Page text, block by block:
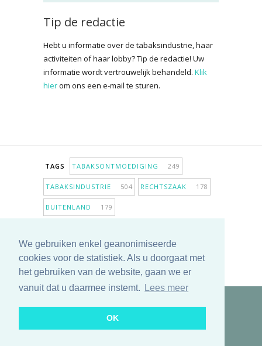
We gebruiken enkel geanonimiseerde
cookies voor de statistiek. Als u doorgaat met
het gebruiken van de website, gaan we er
vanuit dat u daarmee instemt.
Lees meer
OK
Tip de redactie
Hebt u informatie over de tabaksindustrie, haar
activiteiten of haar lobby? Tip de redactie! Uw
informatie wordt vertrouwelijk behandeld. Klik
hierom ons een e-mail te sturen.
TAGS TABAKSONTMOEDIGING 249
TABAKSINDUSTRIE 504 RECHTSZAAK 178
BUITENLAND 179
ANTIROOKBELEID307 ONDERZOEK
MEER TAGS TONEN
Copyright © 2025 TabakNee - Rookpreventie Jeugd